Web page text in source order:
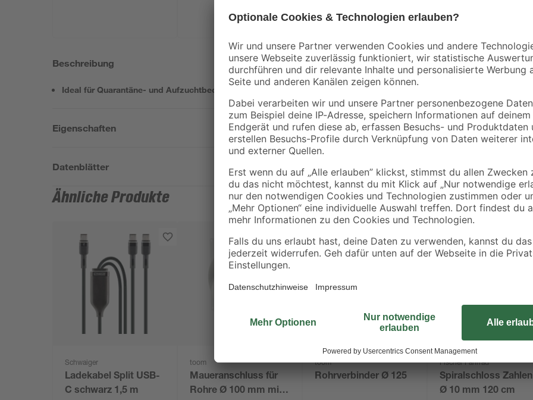
Beschreibung
Ideal für Quarantäne- und Aufzuchtbecken
Eigenschaften
Datenblätter
Ähnliche Produkte
Schwaiger
Ladekabel Split USB-
C schwarz 1,5 m
toom
Maueranschluss für
Rohre Ø 100 mm mit
toom
Rohrverbinder Ø 125
Fischer Fahrrad
Spiralschloss Zahlen
Ø 10 mm 120 cm